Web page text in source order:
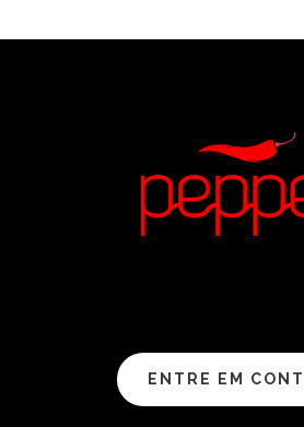
ENTRE EM